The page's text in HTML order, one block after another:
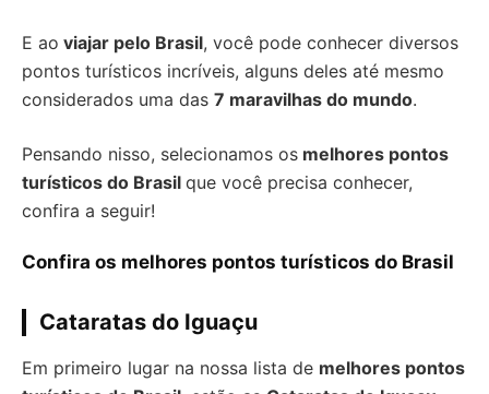
E ao viajar pelo Brasil, você pode conhecer diversos
pontos turísticos incríveis, alguns deles até mesmo
considerados uma das 7 maravilhas do mundo.
Pensando nisso, selecionamos os melhores pontos
turísticos do Brasil que você precisa conhecer,
confira a seguir!
Confira os melhores pontos turísticos do Brasil
Cataratas do Iguaçu
Em primeiro lugar na nossa lista de melhores pontos